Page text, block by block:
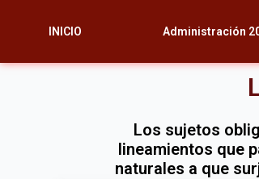
INICIO Administración
Los sujetos
lineamientos que
naturales a que